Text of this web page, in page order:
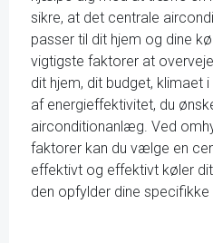
sikre, at det centrale
passer til dit hjem og dine
vigtigste faktorer at
dit hjem, dit budget, klimaet
af energieffektivitet, du
airconditionanlæg. Ved
faktorer kan du vælge en
effektivt og effektivt køler
den opfylder dine